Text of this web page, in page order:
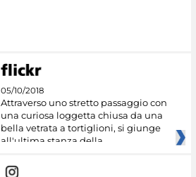
05/10/2018
Attraverso uno stretto passaggio con
una curiosa loggetta chiusa da una
bella vetrata a tortiglioni, si giunge
all'ultima stanza della